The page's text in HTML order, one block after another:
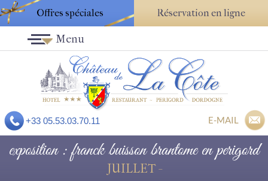
Offres spéciales Réservation en ligne
+33 05.53.03.70.11 E-MAIL
Menu
exposition : franck buisson brantome en perigord
JUILLET -